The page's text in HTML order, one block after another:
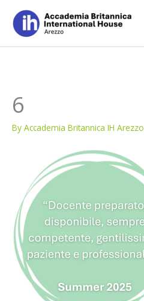
content
6
By Accademia Britannica IH Arezzo